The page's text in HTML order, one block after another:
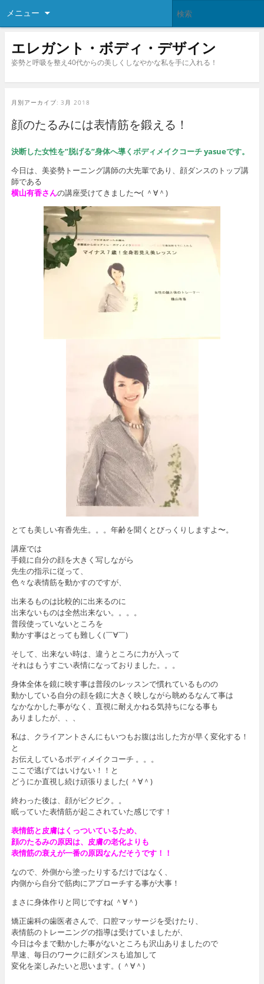
メニュー
エレガント・ボディ・デザイン
姿勢と呼吸を整え40代からの美しくしなやかな私を手に入れる！
月別アーカイブ: 3月 2018
顔のたるみには表情筋を鍛える！
決断した女性を”脱げる”身体へ導くボディメイクコーチ yasueです。
今日は、美姿勢トーニング講師の大先輩であり、顔ダンスのトップ講
師である
横山有香さんの講座受けてきました〜( ＾∀＾)
とても美しい有香先生。。。年齢を聞くとびっくりしますよ〜。
講座では
手鏡に自分の顔を大きく写しながら
先生の指示に従って、
色々な表情筋を動かすのですが、
出来るものは比較的に出来るのに
出来ないものは全然出来ない。。。。
普段使っていないところを
動かす事はとっても難しく(￣∀￣)
そして、出来ない時は、違うところに力が入って
それはもうすごい表情になっておりました。。。
身体全体を鏡に映す事は普段のレッスンで慣れているものの
動かしている自分の顔を鏡に大きく映しながら眺めるなんて事は
なかなかした事がなく、直視に耐えかねる気持ちになる事も
ありましたが、、、
私は、クライアントさんにもいつもお腹は出した方が早く変化する！
と
お伝えしているボディメイクコーチ 。。。
ここで逃げてはいけない！！と
どうにか直視し続け頑張りました( ＾∀＾)
終わった後は、顔がピクピク。。
眠っていた表情筋が起こされていた感じです！
表情筋と皮膚はくっついているため、
顔のたるみの原因は、皮膚の老化よりも
表情筋の衰えが一番の原因なんだそうです！！
なので、外側から塗ったりするだけではなく、
内側から自分で筋肉にアプローチする事が大事！
まさに身体作りと同じですね( ＾∀＾)
矯正歯科の歯医者さんで、口腔マッサージを受けたり、
表情筋のトレーニングの指導は受けていましたが、
今日は今まで動かした事がないところも沢山ありましたので
早速、毎日のワークに顔ダンスも追加して
変化を楽しみたいと思います。( ＾∀＾)